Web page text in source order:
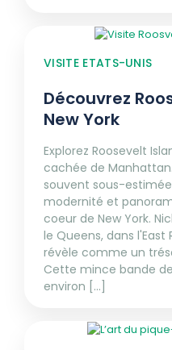
VISITE ETATS-UNIS
Découvrez
New York
Explorez Roosevelt
cachée de
souvent sous-
modernité et
coeur de New York.
le Queens, dans l'East
révèle comme un
Cette mince bande
environ [...]